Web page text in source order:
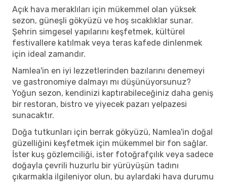
Açık hava meraklıları için mükemmel olan yüksek
sezon, güneşli gökyüzü ve hoş sıcaklıklar sunar.
Şehrin simgesel yapılarını keşfetmek, kültürel
festivallere katılmak veya teras kafede dinlenmek
için ideal zamandır.
Namlea'in en iyi lezzetlerinden bazılarını denemeyi
ve gastronomiye dalmayı mı düşünüyorsunuz?
Yoğun sezon, kendinizi kaptırabileceğiniz daha geniş
bir restoran, bistro ve yiyecek pazarı yelpazesi
sunacaktır.
Doğa tutkunları için berrak gökyüzü, Namlea'in doğal
güzelliğini keşfetmek için mükemmel bir fon sağlar.
İster kuş gözlemciliği, ister fotoğrafçılık veya sadece
doğayla çevrili huzurlu bir yürüyüşün tadını
çıkarmakla ilgileniyor olun, bu aylardaki hava durumu